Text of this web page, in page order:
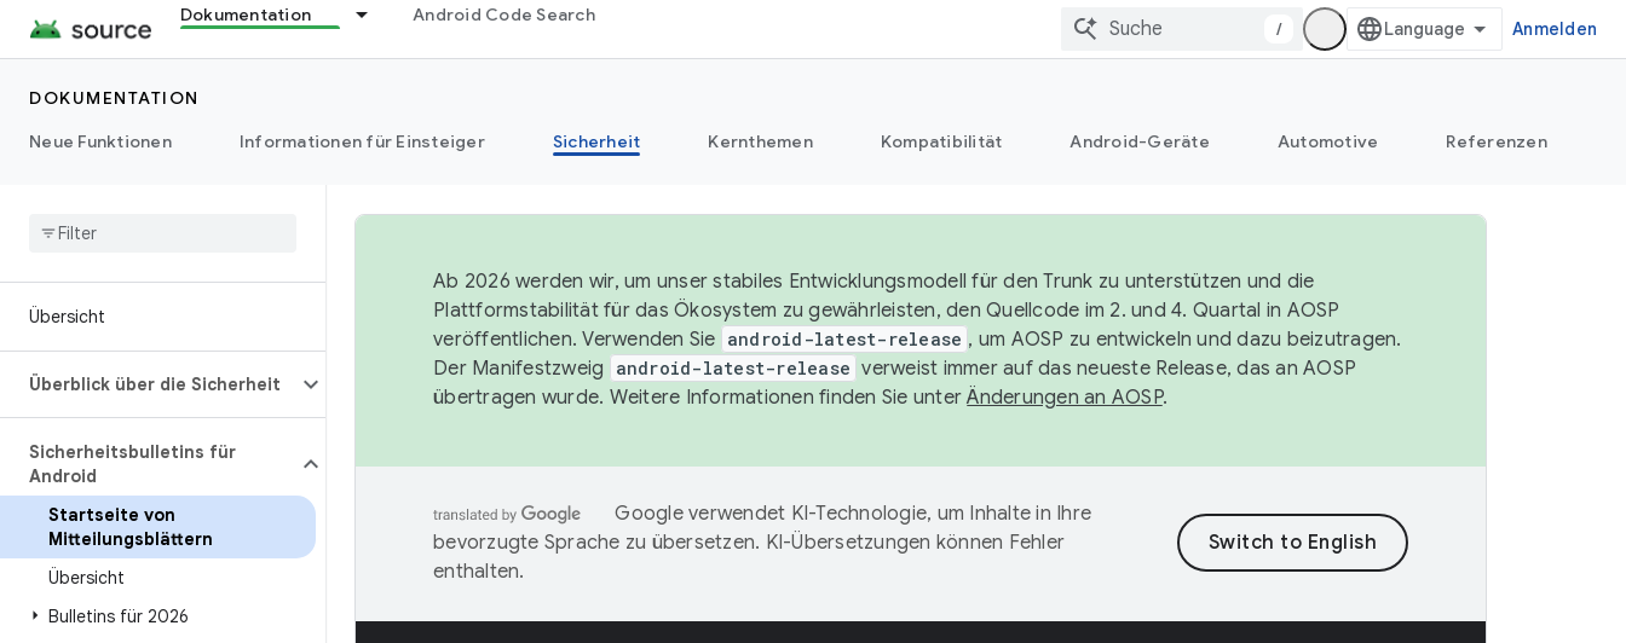
Dokumentation Android Code Search
/ Anmelden
DOKUMENTATION
Neue Funktionen
Informationen für Einsteiger Sicherheit Kernthemen Kompatibilität Android-Geräte Automotive Referenzen
Übersicht
Überblick über die Sicherheit
Sicherheitsbulletins für
Android
Startseite von
Mitteilungsblättern
Übersicht
Bulletins für 2026
Ab 2026 werden wir, um unser stabiles Entwicklungsmodell für den Trunk zu unterstützen und die
Plattformstabilität für das Ökosystem zu gewährleisten, den Quellcode im 2. und 4. Quartal in AOSP
veröffentlichen. Verwenden Sie android-latest-release , um AOSP zu entwickeln und dazu beizutragen.
Der Manifestzweig
android-latest-release verweist immer auf das neueste Release, das an AOSP
übertragen wurde. Weitere Informationen finden Sie unterÄnderungen an AOSP.
Google verwendet KI-Technologie, um Inhalte in Ihre
bevorzugte Sprache zu übersetzen. KI-Übersetzungen können Fehler
enthalten.